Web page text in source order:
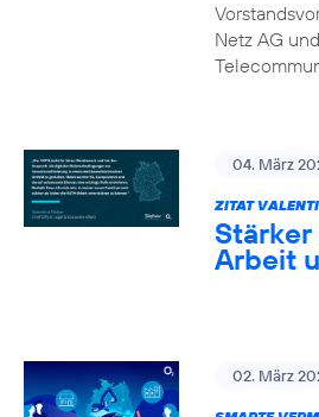
Netz AG
04. März
ZITAT
Stärker
Arbeit
02. März